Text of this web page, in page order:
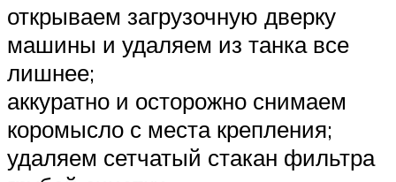
открываем загрузочную дверку
машины и удаляем из танка все
лишнее;
аккуратно и осторожно снимаем
коромысло с места крепления;
удаляем сетчатый стакан фильтра